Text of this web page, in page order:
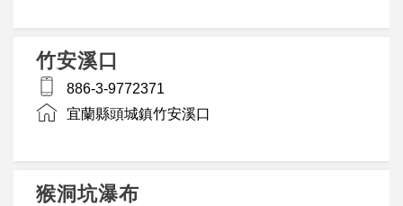
竹安溪口
886-3-9772371
宜蘭縣頭城鎮竹安溪口
猴洞坑瀑布